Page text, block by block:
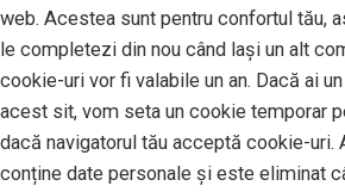
web. Acestea sunt pentru confortul tău,
le completezi din nou când lași un alt
cookie-uri vor fi valabile un an. Dacă ai
acest sit, vom seta un cookie temporar
dacă navigatorul tău acceptă cookie-uri.
conține date personale și este eliminat